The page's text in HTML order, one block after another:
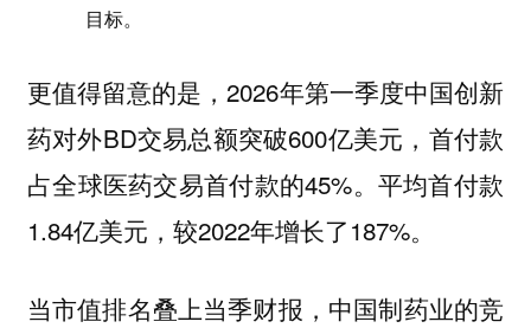
目标。
更值得留意的是，2026年第一季度中国创新
药对外BD交易总额突破600亿美元，首付款
占全球医药交易首付款的45%。平均首付款
1.84亿美元，较2022年增长了187%。
当市值排名叠上当季财报，中国制药业的竞